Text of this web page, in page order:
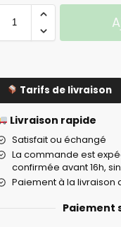
Tarifs de livraison
Livraison rapide
Satisfait ou échangé
La commande est
confirmée avant 16h,
Paiement à la livraison
Paiement